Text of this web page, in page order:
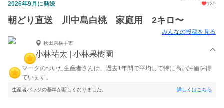
2026年9月に発送 125
朝どり直送 川中島白桃 家庭用 2キロ〜
みんなの投稿を見る
秋田県横手市
小林祐太 | 小林果樹園
マークのついた生産者さんは、過去1年間で平均して特に高い評価を得
ています。
生産者バッジの基準が新しくなりました。 詳しくはこちら